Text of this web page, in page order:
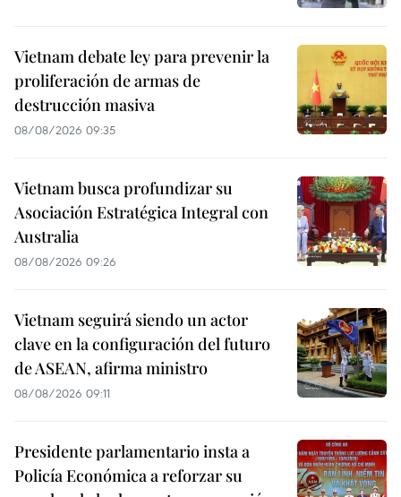
Vietnam debate ley para prevenir la
proliferación de armas de
destrucción masiva
08/08/2026 09:35
Vietnam busca profundizar su
Asociación Estratégica Integral con
Australia
08/08/2026 09:26
Vietnam seguirá siendo un actor
clave en la configuración del futuro
de ASEAN, afirma ministro
08/08/2026 09:11
Presidente parlamentario insta a
Policía Económica a reforzar su